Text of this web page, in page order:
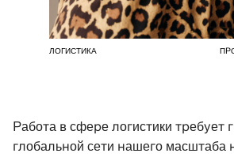
ЛОГИСТИКА
Работа в сфере логистики требует
глобальной сети нашего масштаба